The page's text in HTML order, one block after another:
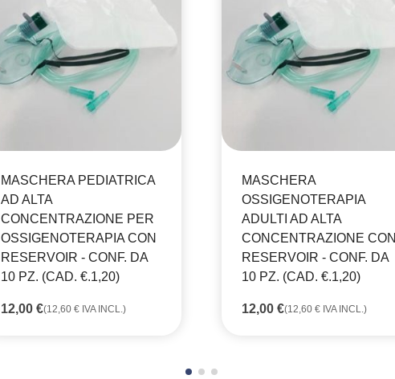
MASCHERA PEDIATRICA
AD ALTA
CONCENTRAZIONE PER
OSSIGENOTERAPIA CON
RESERVOIR - CONF. DA
10 PZ. (CAD. €.1,20)
12,00 €(12,60 € IVA INCL.)
MASCHERA
OSSIGENOTERAPIA
ADULTI AD ALTA
CONCENTRAZIONE CON
RESERVOIR - CONF. DA
10 PZ. (CAD. €.1,20)
12,00 €(12,60 € IVA INCL.)